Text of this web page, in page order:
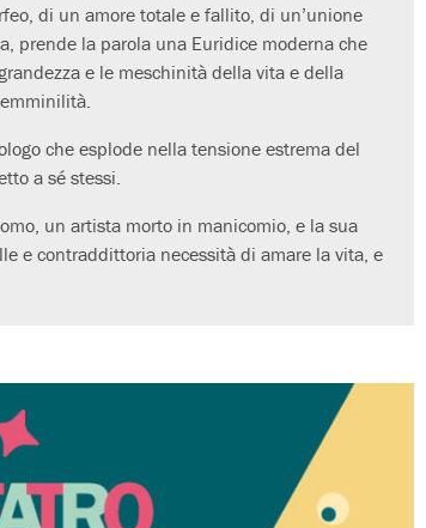
di un amore totale e fallito, di un’unione
prende la parola una Euridice moderna che
e le meschinità della vita e della
che esplode nella tensione estrema del
a sé stessi.
un artista morto in manicomio, e la sua
e contraddittoria necessità di amare la vita, e